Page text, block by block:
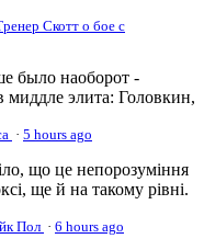
Скотт о бое с
было наоборот -
элита: Головкин,
· 5 hours ago
що це непорозуміння
ще й на такому рівні.
Пол · 6 hours ago